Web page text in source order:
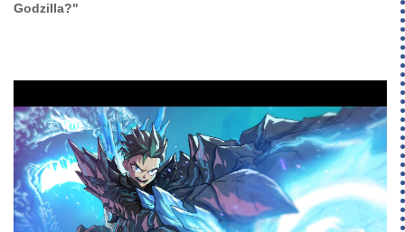
Godzilla?"